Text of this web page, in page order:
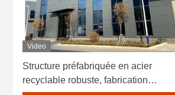
Video
Structure préfabriquée en acier
recyclable robuste, fabrication